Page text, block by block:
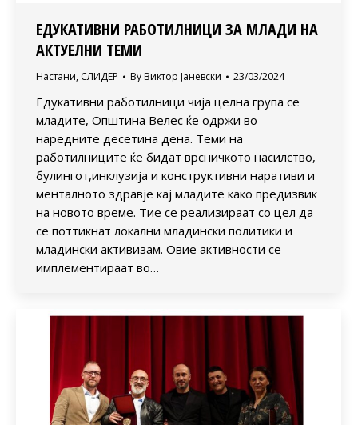
ЕДУКАТИВНИ РАБОТИЛНИЦИ ЗА МЛАДИ НА
АКТУЕЛНИ ТЕМИ
Настани, СЛИДЕР By Виктор Јаневски 23/03/2024
Едукативни работилници чија целна група се
младите, Општина Велес ќе одржи во
наредните десетина дена. Теми на
работилниците ќе бидат врсничкото насилство,
булингот,инклузија и конструктивни наративи и
менталното здравје кај младите како предизвик
на новото време. Тие се реализираат со цел да
се поттикнат локални младински политики и
младински активизам. Овие активности се
имплементираат во…